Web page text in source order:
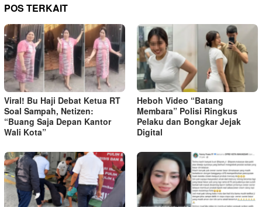
POS TERKAIT
Viral! Bu Haji Debat Ketua RT
Soal Sampah, Netizen:
“Buang Saja Depan Kantor
Wali Kota”
Heboh Video “Batang
Membara” Polisi Ringkus
Pelaku dan Bongkar Jejak
Digital